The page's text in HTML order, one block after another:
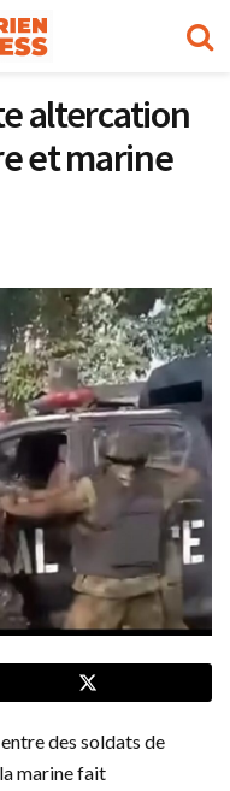
altercation
et marine
des soldats de
marine fait